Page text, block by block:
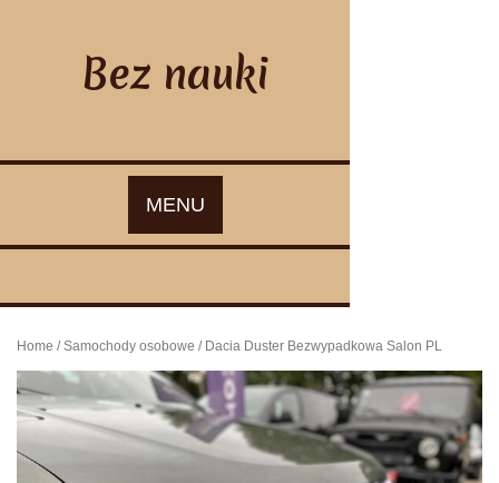
Bez nauki
MENU
Home /Samochody osobowe / Dacia Duster Bezwypadkowa Salon PL